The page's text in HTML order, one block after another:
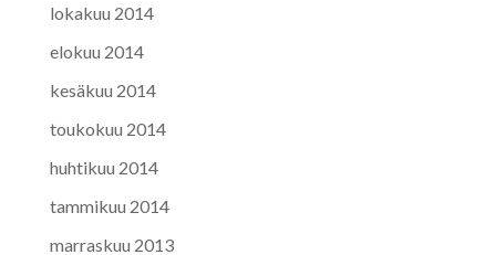
lokakuu 2014
elokuu 2014
kesäkuu 2014
toukokuu 2014
huhtikuu 2014
tammikuu 2014
marraskuu 2013